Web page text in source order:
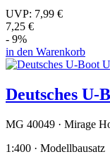
UVP: 7,99 €
7,25 €
- 9%
in den Warenkorb
Deutsches U-
MG 40049 · Mirage
1:400 · Modellbausatz